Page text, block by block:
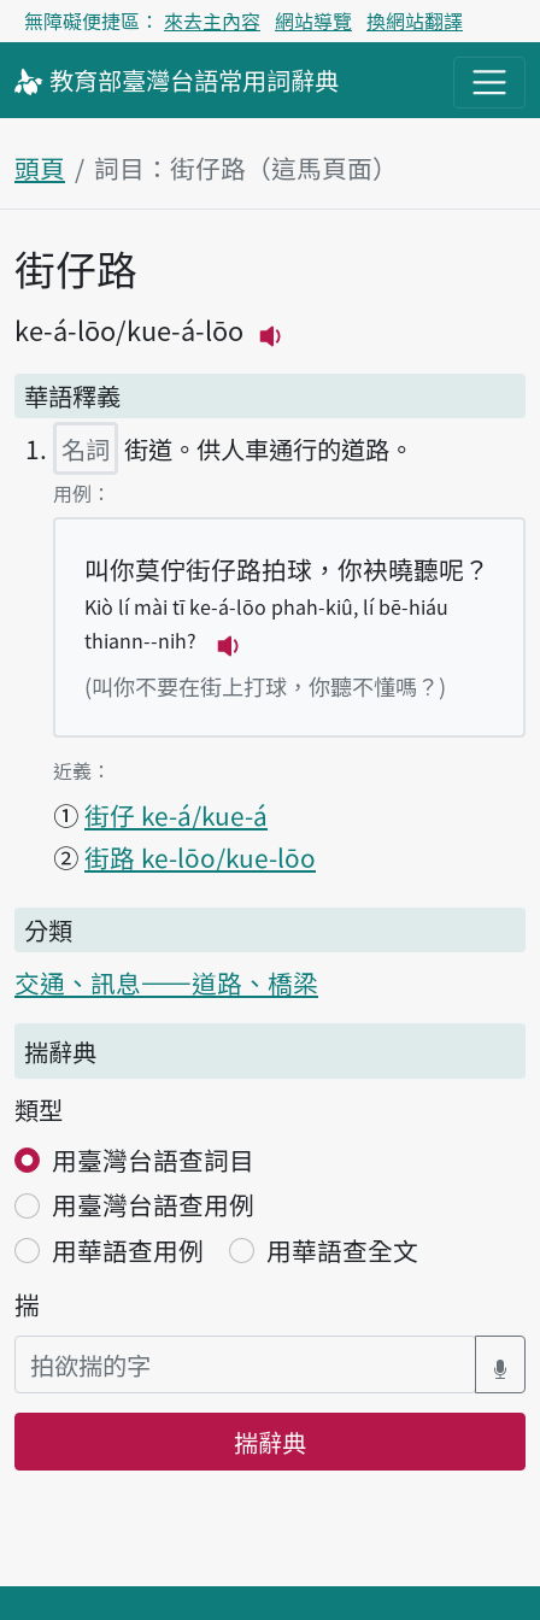
無障礙便捷區： 來去主內容 網站導覽 換網站翻譯
教育部臺灣台語常用詞辭典
頭頁 詞目：街仔路（這馬頁面）
主內容區
街仔路
ke-á-lōo kue-á-lōo
華語釋義
名詞 街道。供人車通行的道路。
第1項釋義的
用例：
叫你莫佇街仔路拍球，你袂曉聽呢？
Kiò lí mài tī ke-á-lōo phah-kiû, lí bē-hiáu
thiann--nih?
播放例句Kiò lí mài tī ke-á-
(叫你不要在街上打球，你聽不懂嗎？)
第1項釋義的
近義：
①街仔 ke-á/kue-á
②街路 ke-lōo/kue-lōo
分類
交通、訊息——道路、橋梁
揣辭典
類型
用臺灣台語查詞目
用臺灣台語查用例
用華語查用例
用華語查全文
揣
揣辭典